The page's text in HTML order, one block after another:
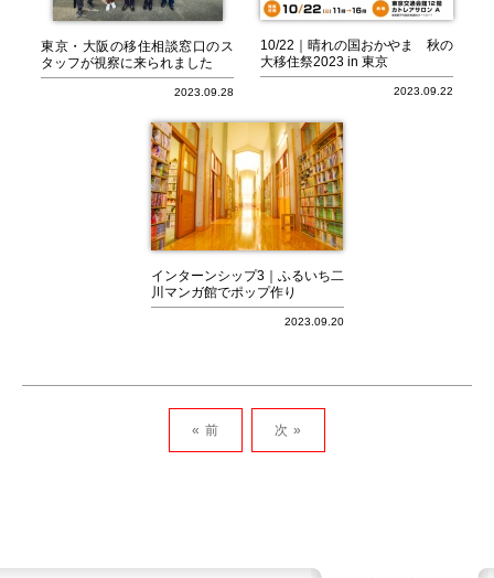
東京・大阪の移住相談窓口のス
タッフが視察に来られました
2023.09.28
10/22｜晴れの国おかやま 秋の
大移住祭2023 in 東京
2023.09.22
インターンシップ3｜ふるいち二
川マンガ館でポップ作り
2023.09.20
« 前 次 »